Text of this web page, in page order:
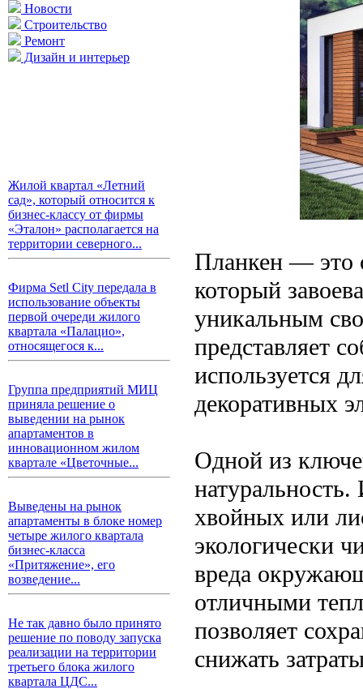
Новости
Строительство
Ремонт
Дизайн и интерьер
Жилой квартал «Летний
сад», который относится к
бизнес-классу от фирмы
«Эталон» располагается на
территории северного...
Фирма Setl City передала в
использование объекты
первой очереди жилого
квартала «Палацио»,
относящегося к...
Группа предприятий МИЦ
приняла решение о
выведении на рынок
апартаментов в
инновационном жилом
квартале «Цветочные...
Выведены на рынок
апартаменты в блоке номер
четыре жилого квартала
бизнес-класса
«Притяжение», его
возведение...
Не так давно было принято
решение по поводу запуска
реализации на территории
третьего блока жилого
квартала ЦДС...
Планкен — это
который
уникальным
представляет
используется
декоративных
Одной из
натуральность.
хвойных или
экологически
вреда
отличными
позволяет
снижать